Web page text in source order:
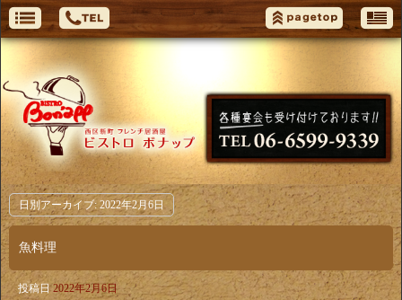
日別アーカイブ: 2022年2月6日
魚料理
投稿日 2022年2月6日